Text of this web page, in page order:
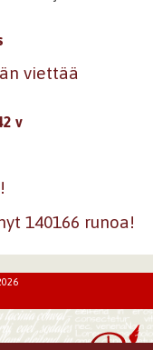
viettää
v
140166 runoa!